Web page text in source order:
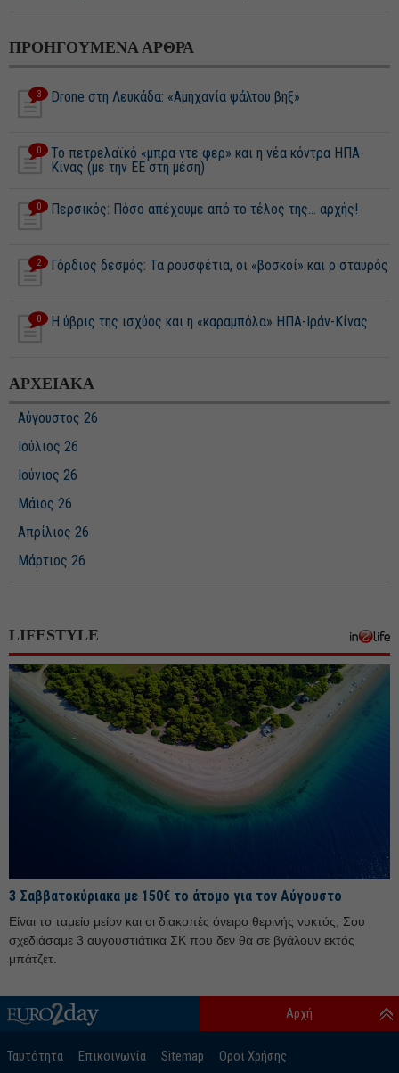
ΠΡΟΗΓΟΥΜΕΝΑ ΑΡΘΡΑ
3 Drone στη Λευκάδα: «Αμηχανία ψάλτου βηξ»
0
Το πετρελαϊκό «μπρα ντε φερ» και η νέα κόντρα ΗΠΑ-
Κίνας (με την ΕΕ στη μέση)
0 Περσικός: Πόσο απέχουμε από το τέλος της… αρχής!
2 Γόρδιος δεσμός: Τα ρουσφέτια, οι «βοσκοί» και ο σταυρός
0 Η ύβρις της ισχύος και η «καραμπόλα» ΗΠΑ-Ιράν-Κίνας
ΑΡΧΕΙΑΚΑ
Αύγουστος 26
Ιούλιος 26
Ιούνιος 26
Μάιος 26
Απρίλιος 26
Μάρτιος 26
Δεκέμβριος 25
Νοέμβριος 25
Οκτώβριος 25
Σεπτέμβριος 25
Αύγουστος 25
Μάρτιος 25
Φεβρουάριος 25
Ιανουάριος 25
Νοέμβριος 24
LIFESTYLE
3 Σαββατοκύριακα με 150€ το άτομο για τον Αύγουστο
Είναι το ταμείο μείον και οι διακοπές όνειρο θερινής νυκτός; Σου
σχεδιάσαμε 3 αυγουστιάτικα ΣΚ που δεν θα σε βγάλουν εκτός
μπάτζετ.
Ταυτότητα Επικοινωνία Sitemap Οροι Χρήσης
Αρχή